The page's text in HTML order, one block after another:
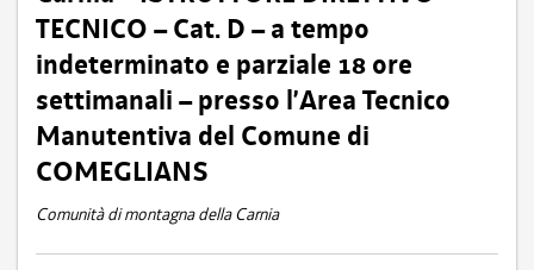
TECNICO – Cat. D – a tempo
indeterminato e parziale 18 ore
settimanali – presso l’Area Tecnico
Manutentiva del Comune di
COMEGLIANS
Comunità di montagna della Carnia